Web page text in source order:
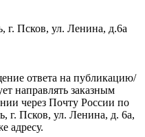
г. Псков, ул. Ленина, д.6а
ответа на публикацию/
направлять заказным
через Почту России по
г. Псков, ул. Ленина, д. 6а,
адресу.